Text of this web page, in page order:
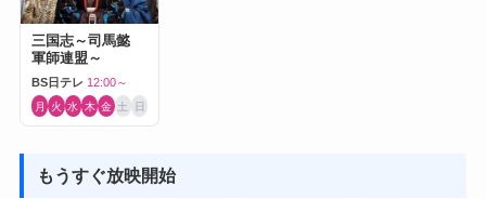
三国志～司馬懿
軍師連盟～
BS日テレ 12:00～
月 火 水 木 金 土 日
もうすぐ放映開始